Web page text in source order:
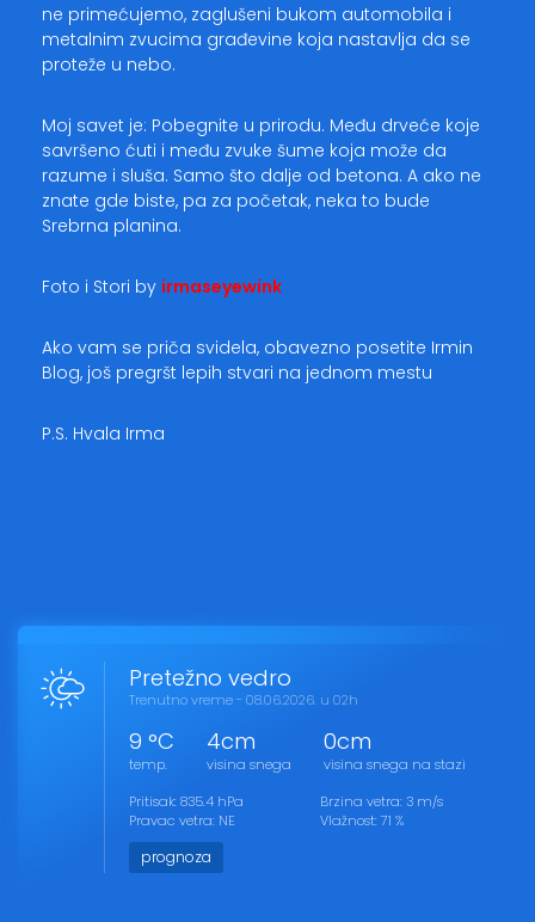
ne primećujemo, zaglušeni bukom automobila i
metalnim zvucima građevine koja nastavlja da se
proteže u nebo.
Moj savet je: Pobegnite u prirodu. Među drveće koje
savršeno ćuti i među zvuke šume koja može da
razume i sluša. Samo što dalje od betona. A ako ne
znate gde biste, pa za početak, neka to bude
Srebrna planina.
Foto i Stori by irmaseyewink
Ako vam se priča svidela, obavezno posetite Irmin
Blog, još pregršt lepih stvari na jednom mestu
P.S. Hvala Irma
Pretežno vedro
Trenutno vreme - 08.06.2026. u 02h
9 °C
temp.
4cm
visina snega
0cm
visina snega na stazi
Pritisak: 835.4 hPa
Pravac vetra: NE
Brzina vetra: 3 m/s
Vlažnost: 71 %
prognoza